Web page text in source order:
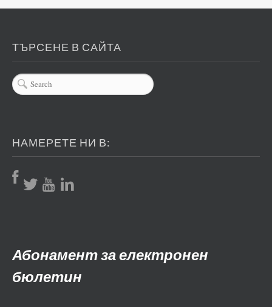
ТЪРСЕНЕ В САЙТА
НАМЕРЕТЕ НИ В:
Абонамент за електронен
бюлетин